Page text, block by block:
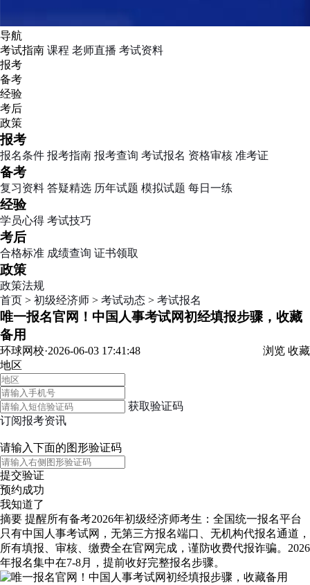
导航
考试指南 课程 老师直播 考试资料
报考
备考
经验
考后
政策
报考
报名条件 报考指南 报考查询 考试报名 资格审核 准考证
备考
复习资料 答疑精选 历年试题 模拟试题 每日一练
经验
学员心得 考试技巧
考后
合格标准 成绩查询 证书领取
政策
政策法规
首页 > 初级经济师 > 考试动态 > 考试报名
唯一报名官网！中国人事考试网初经填报步骤，收藏
备用
环球网校·2026-06-03 17:41:48 浏览 收藏
地区
获取验证码
订阅报考资讯
请输入下面的图形验证码
提交验证
预约成功
我知道了
摘要 提醒所有备考2026年初级经济师考生：全国统一报名平台
只有中国人事考试网，无第三方报名端口、无机构代报名通道，
所有填报、审核、缴费全在官网完成，谨防收费代报诈骗。2026
年报名集中在7-8月，提前收好完整报名步骤。